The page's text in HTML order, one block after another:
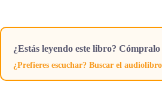
¿Estás leyendo este libro?
¿Prefieres escuchar? Buscar el